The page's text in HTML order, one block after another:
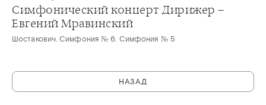
Симфонический концерт Дирижер –
Евгений Мравинский
Шостакович. Симфония № 6. Симфония № 5
НАЗАД